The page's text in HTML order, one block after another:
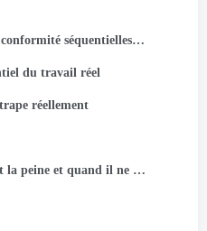
Pourquoi des erreurs de conformité séquentielles se produisent et pourquoi le traitement par lots résout le problème
du travail réel
réellement
Quand le modèle en vaut la peine et quand il ne l’est pas